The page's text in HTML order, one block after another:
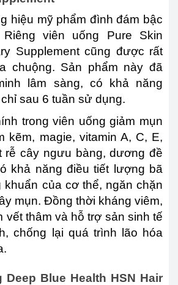
hiệu mỹ phẩm đình đám bậc
viên uống Pure Skin
Supplement cũng được rất
chuộng. Sản phẩm này đã
lâm sàng, có khả năng
sau 6 tuần sử dụng.
trong viên uống giảm mụn
kẽm, magie, vitamin A, C, E,
rễ cây ngưu bàng, dương đề
khả năng điều tiết lượng bã
khuẩn của cơ thể, ngăn chặn
mụn. Đồng thời kháng viêm,
vết thâm và hỗ trợ sản sinh tế
chống lại quá trình lão hóa
Deep Blue Health HSN Hair